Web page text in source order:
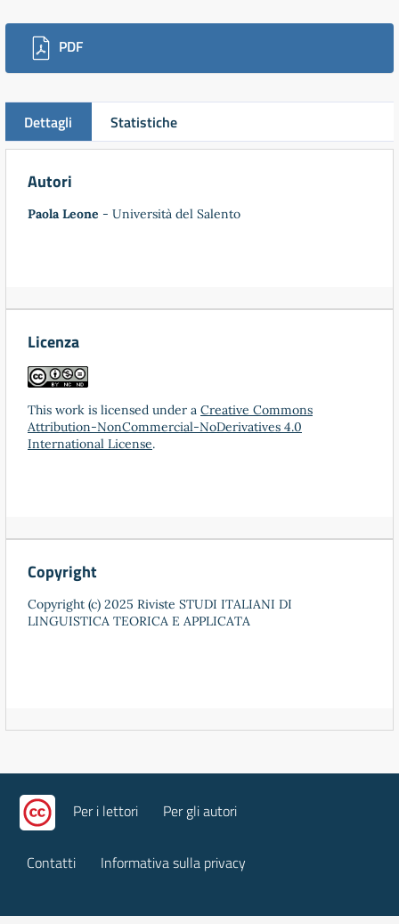
Downloads
PDF
Dettagli Statistiche
Autori
Paola Leone - Università del Salento
Licenza
This work is licensed under a Creative Commons
Attribution-NonCommercial-NoDerivatives 4.0
International License.
Copyright
Copyright (c) 2025 Riviste STUDI ITALIANI DI
LINGUISTICA TEORICA E APPLICATA
Per i lettori Per gli autori
Contatti Informativa sulla privacy